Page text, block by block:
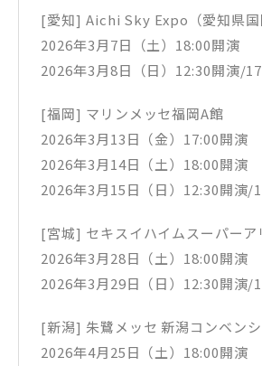
[愛知] Aichi Sky Expo（愛知県国
2026年3月7日（土）18:00開演
2026年3月8日（日）12:30開演/
[福岡] マリンメッセ福岡A館
2026年3月13日（金）17:00開演
2026年3月14日（土）18:00開演
2026年3月15日（日）12:30開演/
[宮城] セキスイハイムスーパーア
2026年3月28日（土）18:00開演
2026年3月29日（日）12:30開演/
[新潟] 朱鷺メッセ 新潟コンベン
2026年4月25日（土）18:00開演